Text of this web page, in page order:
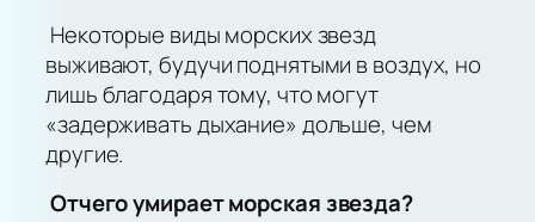
Некоторые виды морских звезд
выживают, будучи поднятыми в воздух, но
лишь благодаря тому, что могут
«задерживать дыхание» дольше, чем
другие.
Отчего умирает морская звезда?